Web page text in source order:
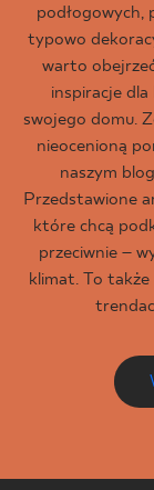
podłogowych,
typowo
warto
inspiracje
swojego domu.
nieocenioną
naszym
Przedstawione
które chcą
przeciwnie –
klimat. To także